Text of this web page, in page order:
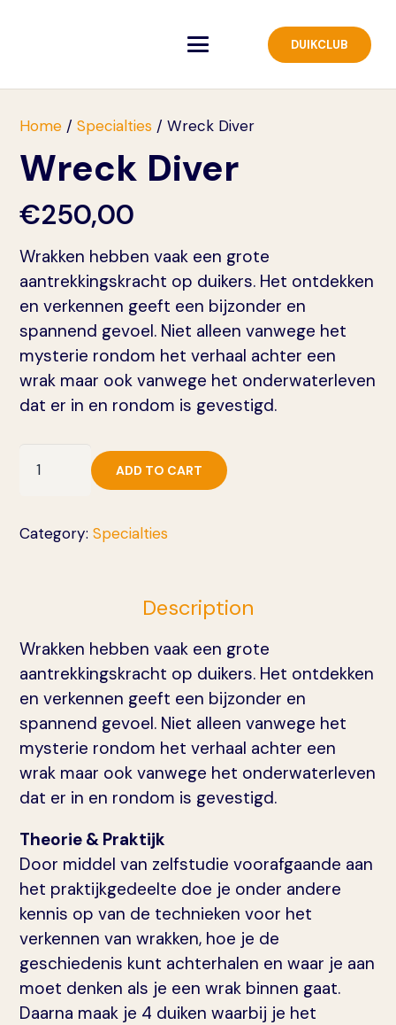
DUIKCLUB
Home /Specialties / Wreck Diver
Wreck Diver
€250,00
Wrakken hebben vaak een grote
aantrekkingskracht op duikers. Het ontdekken
en verkennen geeft een bijzonder en
spannend gevoel. Niet alleen vanwege het
mysterie rondom het verhaal achter een
wrak maar ook vanwege het onderwaterleven
dat er in en rondom is gevestigd.
Diver
ADD TO CART
Category:Specialties
Description
Wrakken hebben vaak een grote
aantrekkingskracht op duikers. Het ontdekken
en verkennen geeft een bijzonder en
spannend gevoel. Niet alleen vanwege het
mysterie rondom het verhaal achter een
wrak maar ook vanwege het onderwaterleven
dat er in en rondom is gevestigd.
Theorie & Praktijk
Door middel van zelfstudie voorafgaande aan
het praktijkgedeelte doe je onder andere
kennis op van de technieken voor het
verkennen van wrakken, hoe je de
geschiedenis kunt achterhalen en waar je aan
moet denken als je een wrak binnen gaat.
Daarna maak je 4 duiken waarbij je het